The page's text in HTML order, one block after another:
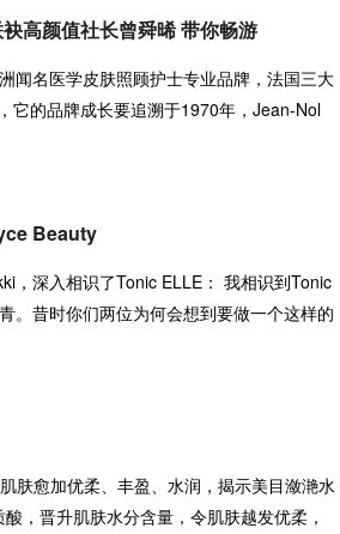
高颜值社长曾舜晞 带你畅游
闻名医学皮肤照顾护士专业品牌，法国三大
它的品牌成长要追溯于1970年，Jean-Nol
Beauty
，深入相识了Tonic ELLE： 我相识到Tonic
。昔时你们两位为何会想到要做一个这样的
肤愈加优柔、丰盈、水润，揭示美目潋滟水
，晋升肌肤水分含量，令肌肤越发优柔，